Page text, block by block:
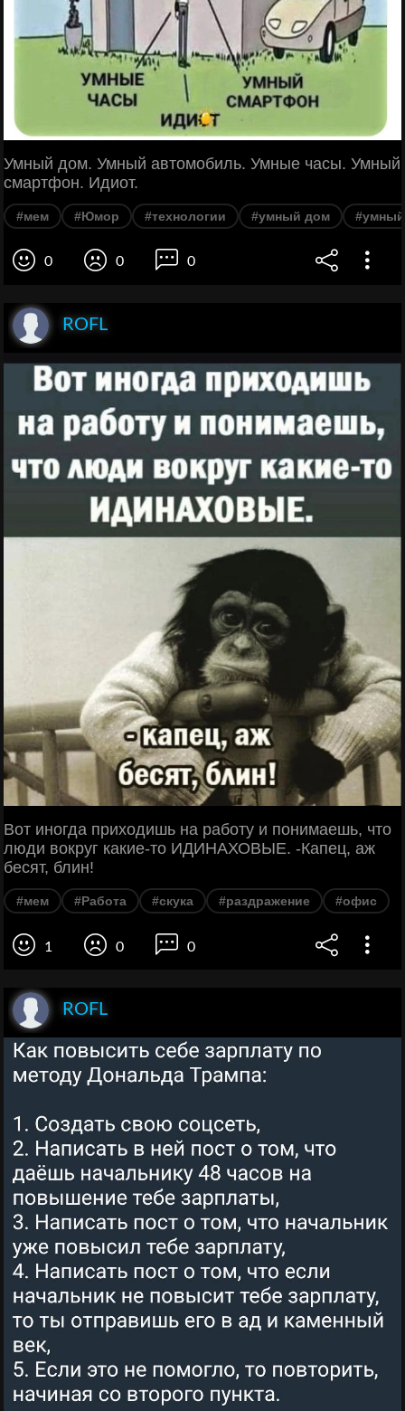
Умный дом. Умный автомобиль. Умные часы. Умный
смартфон. Идиот.
#мем #Юмор #технологии #умный дом
0 0 0
ROFL
Вот иногда приходишь на работу и понимаешь, что
люди вокруг какие-то ИДИНАХОВЫЕ. -Капец, аж
бесят, блин!
#мем #Работа #скука #раздражение #офис
1 0 0
ROFL